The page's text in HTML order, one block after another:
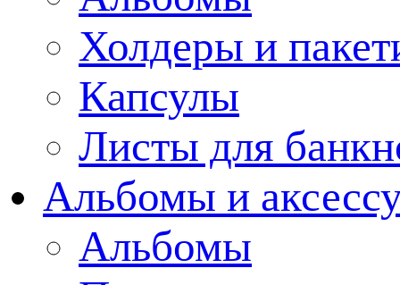
Холдеры и
Капсулы
Листы для
Альбомы и
Альбомы